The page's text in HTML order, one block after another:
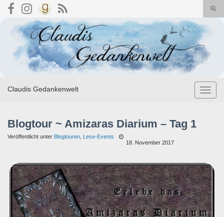
Search for:
Claudis Gedankenwelt
Blogtour ~ Amizaras Diarium – Tag 1
Veröffentlicht unter Blogtouren Lese-Events
18. November 2017